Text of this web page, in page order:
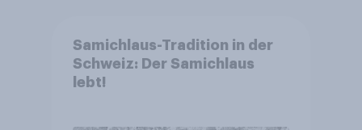
Samichlaus-Tradition in der
Schweiz: Der Samichlaus
lebt!